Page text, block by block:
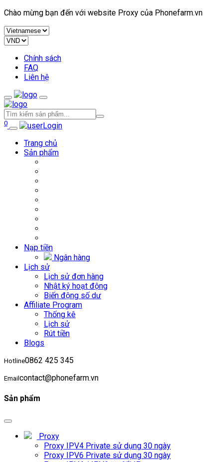
Chào mừng bạn đến với website Proxy của Phonefarm.vn
Chính sách
FAQ
Liên hệ
0
Login
Trang chủ
Sản phẩm
Nạp tiền
Ngân hàng
Lịch sử
Lịch sử đơn hàng
Nhật ký hoạt động
Biến động số dư
Affiliate Program
Thống kê
Lịch sử
Rút tiền
Blogs
Hotline0862 425 345
Email contact@phonefarm.vn
Sản phẩm
Proxy
Proxy IPV4 Private sử dụng 30 ngày
Proxy IPV6 Private sử dụng 30 ngày